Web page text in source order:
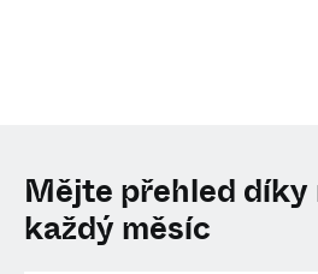
Mějte přehled
každý měsíc